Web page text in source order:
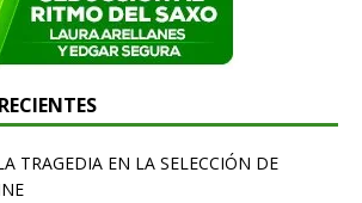
TRAGEDIA EN LA SELECCIÓN DE